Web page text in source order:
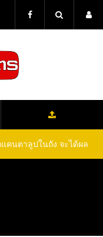
คนตาลูปในถัง จะได้ผล
I didn’t expect that
ด Pineapple Wine